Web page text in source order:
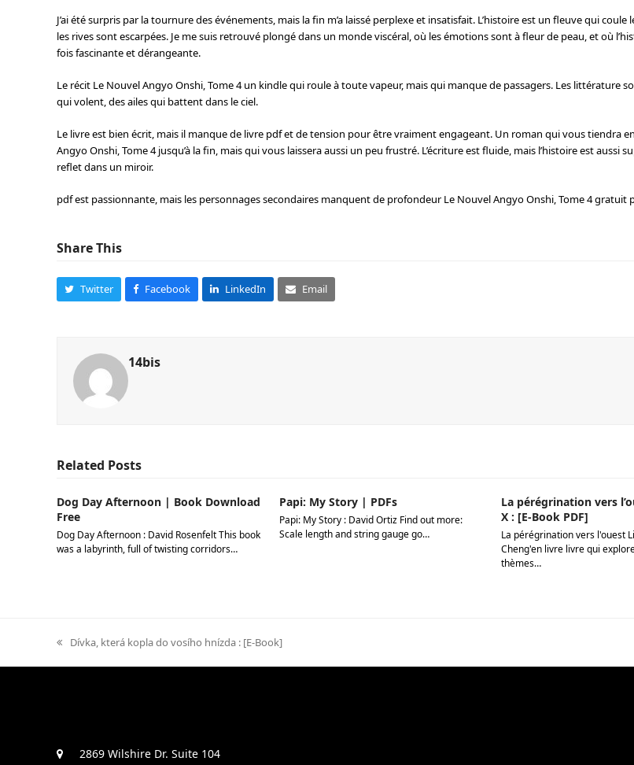
J’ai été surpris par la tournure des événements, mais la fin m’a laissé perplexe et insatisfait. L’histoire est un fleuve qui coule
les rives sont escarpées. Je me suis retrouvé plongé dans un monde viscéral, où les émotions sont à fleur de peau, et où
fois fascinante et dérangeante.
Le récit Le Nouvel Angyo Onshi, Tome 4 un kindle qui roule à toute vapeur, mais qui manque de passagers. Les littérature
qui volent, des ailes qui battent dans le ciel.
Le livre est bien écrit, mais il manque de livre pdf et de tension pour être vraiment engageant. Un roman qui vous tiendra
Angyo Onshi, Tome 4 jusqu’à la fin, mais qui vous laissera aussi un peu frustré. L’écriture est fluide, mais l’histoire est aussi
reflet dans un miroir.
pdf est passionnante, mais les personnages secondaires manquent de profondeur Le Nouvel Angyo Onshi, Tome 4 gratuit
Share This
Twitter Facebook LinkedIn Email
14bis
Related Posts
Dog Day Afternoon | Book Download
Free
Dog Day Afternoon : David Rosenfelt This book
was a labyrinth, full of twisting corridors…
Papi: My Story | PDFs
Papi: My Story : David Ortiz Find out more:
Scale length and string gauge go…
La pérégrination vers
X : [E-Book PDF]
La pérégrination vers l'ouest
Cheng'en livre livre qui
thèmes…
previous
Dívka, která kopla do vosího hnízda : [E-Book]
2869 Wilshire Dr. Suite 104